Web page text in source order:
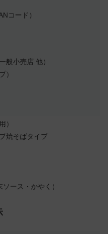
コード）
般小売店 他）
）
）
焼そばタイプ
ース・かやく）